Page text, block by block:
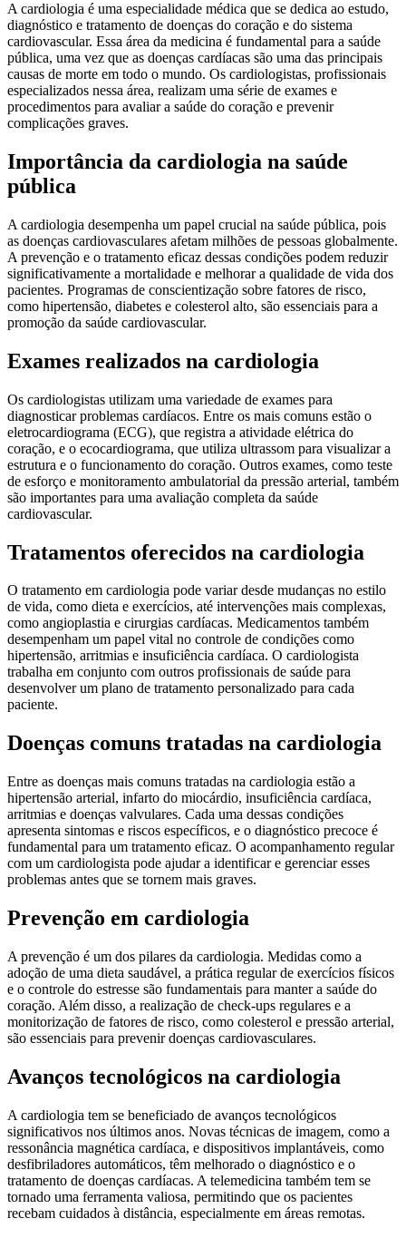
A cardiologia é uma especialidade médica que se dedica ao estudo,
diagnóstico e tratamento de doenças do coração e do sistema
cardiovascular. Essa área da medicina é fundamental para a saúde
pública, uma vez que as doenças cardíacas são uma das principais
causas de morte em todo o mundo. Os cardiologistas, profissionais
especializados nessa área, realizam uma série de exames e
procedimentos para avaliar a saúde do coração e prevenir
complicações graves.
Importância da cardiologia na saúde
pública
A cardiologia desempenha um papel crucial na saúde pública, pois
as doenças cardiovasculares afetam milhões de pessoas globalmente.
A prevenção e o tratamento eficaz dessas condições podem reduzir
significativamente a mortalidade e melhorar a qualidade de vida dos
pacientes. Programas de conscientização sobre fatores de risco,
como hipertensão, diabetes e colesterol alto, são essenciais para a
promoção da saúde cardiovascular.
Exames realizados na cardiologia
Os cardiologistas utilizam uma variedade de exames para
diagnosticar problemas cardíacos. Entre os mais comuns estão o
eletrocardiograma (ECG), que registra a atividade elétrica do
coração, e o ecocardiograma, que utiliza ultrassom para visualizar a
estrutura e o funcionamento do coração. Outros exames, como teste
de esforço e monitoramento ambulatorial da pressão arterial, também
são importantes para uma avaliação completa da saúde
cardiovascular.
Tratamentos oferecidos na cardiologia
O tratamento em cardiologia pode variar desde mudanças no estilo
de vida, como dieta e exercícios, até intervenções mais complexas,
como angioplastia e cirurgias cardíacas. Medicamentos também
desempenham um papel vital no controle de condições como
hipertensão, arritmias e insuficiência cardíaca. O cardiologista
trabalha em conjunto com outros profissionais de saúde para
desenvolver um plano de tratamento personalizado para cada
paciente.
Doenças comuns tratadas na cardiologia
Entre as doenças mais comuns tratadas na cardiologia estão a
hipertensão arterial, infarto do miocárdio, insuficiência cardíaca,
arritmias e doenças valvulares. Cada uma dessas condições
apresenta sintomas e riscos específicos, e o diagnóstico precoce é
fundamental para um tratamento eficaz. O acompanhamento regular
com um cardiologista pode ajudar a identificar e gerenciar esses
problemas antes que se tornem mais graves.
Prevenção em cardiologia
A prevenção é um dos pilares da cardiologia. Medidas como a
adoção de uma dieta saudável, a prática regular de exercícios físicos
e o controle do estresse são fundamentais para manter a saúde do
coração. Além disso, a realização de check-ups regulares e a
monitorização de fatores de risco, como colesterol e pressão arterial,
são essenciais para prevenir doenças cardiovasculares.
Avanços tecnológicos na cardiologia
A cardiologia tem se beneficiado de avanços tecnológicos
significativos nos últimos anos. Novas técnicas de imagem, como a
ressonância magnética cardíaca, e dispositivos implantáveis, como
desfibriladores automáticos, têm melhorado o diagnóstico e o
tratamento de doenças cardíacas. A telemedicina também tem se
tornado uma ferramenta valiosa, permitindo que os pacientes
recebam cuidados à distância, especialmente em áreas remotas.